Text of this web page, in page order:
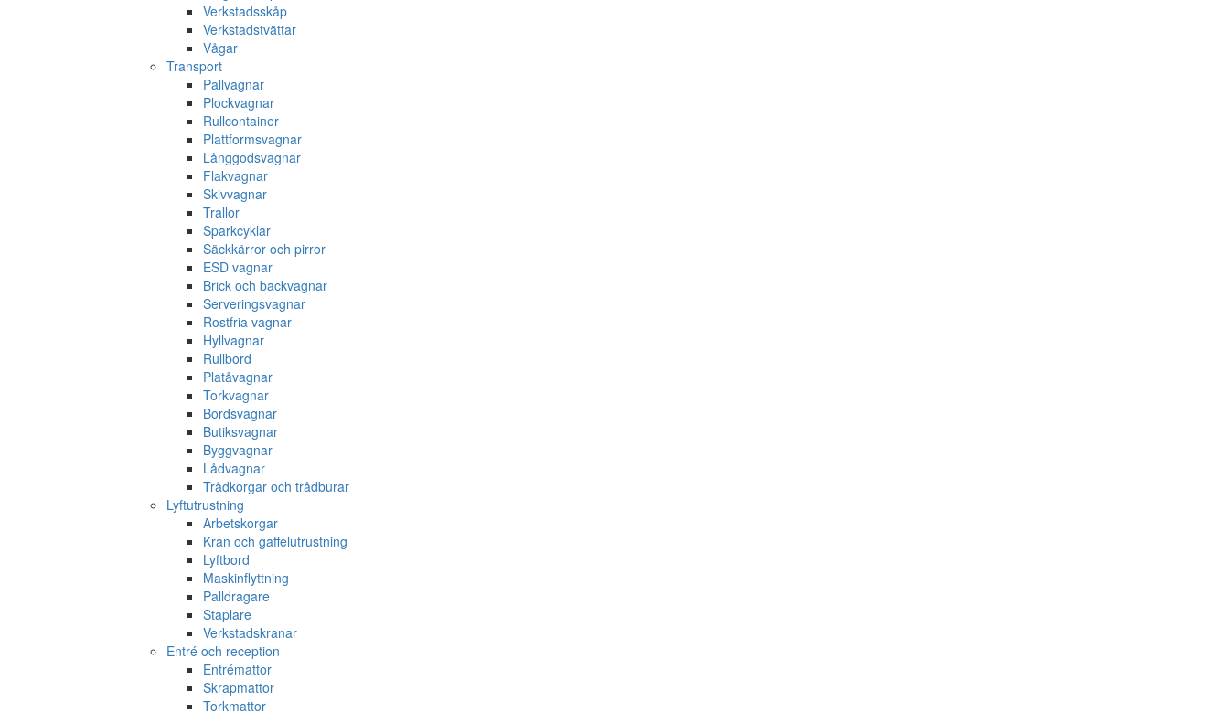
Verkstadsskåp
Verkstadstvättar
Vågar
Transport
Pallvagnar
Plockvagnar
Rullcontainer
Plattformsvagnar
Långgodsvagnar
Flakvagnar
Skivvagnar
Trallor
Sparkcyklar
Säckkärror och pirror
ESD vagnar
Brick och backvagnar
Serveringsvagnar
Rostfria vagnar
Hyllvagnar
Rullbord
Platåvagnar
Torkvagnar
Bordsvagnar
Butiksvagnar
Byggvagnar
Lådvagnar
Trådkorgar och trådburar
Lyftutrustning
Arbetskorgar
Kran och gaffelutrustning
Lyftbord
Maskinflyttning
Palldragare
Staplare
Verkstadskranar
Entré och reception
Entrémattor
Skrapmattor
Torkmattor